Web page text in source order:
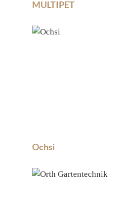
MULTIPET
Ochsi